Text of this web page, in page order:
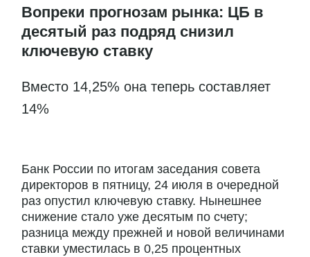
Вопреки прогнозам рынка: ЦБ в
десятый раз подряд снизил
ключевую ставку
Вместо 14,25% она теперь составляет
14%
Банк России по итогам заседания совета
директоров в пятницу, 24 июля в очередной
раз опустил ключевую ставку. Нынешнее
снижение стало уже десятым по счету;
разница между прежней и новой величинами
ставки уместилась в 0,25 процентных